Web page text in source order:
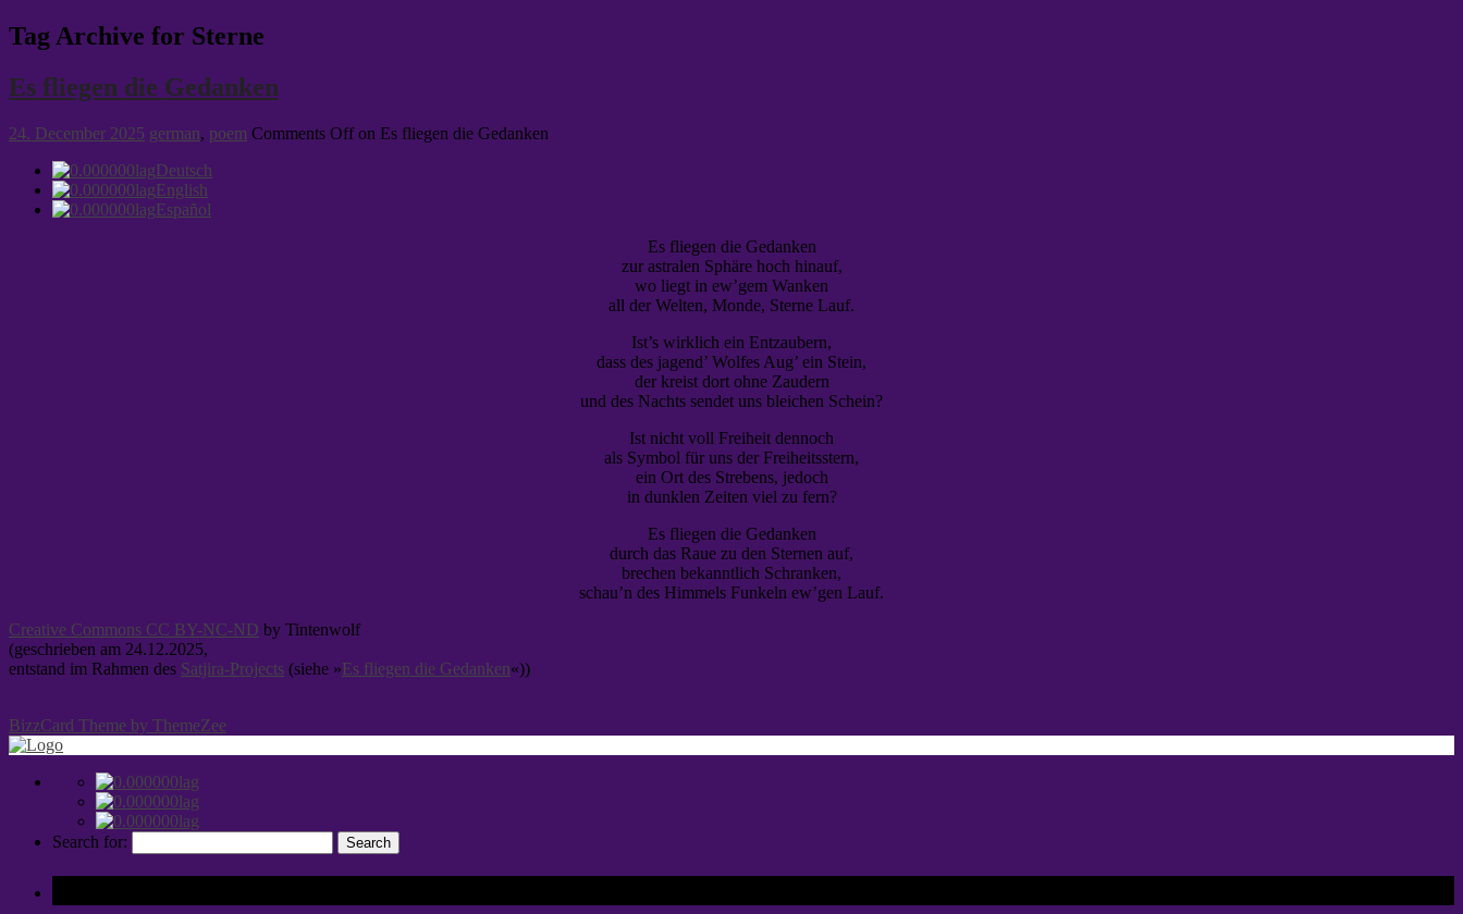
Tag Archive for Sterne
Es fliegen die Gedanken
24. December 2025 german, poem Comments Offon Es fliegen die Gedanken
Deutsch
English
Español
Es fliegen die Gedanken
zur astralen Sphäre hoch hinauf,
wo liegt in ew’gem Wanken
all der Welten, Monde, Sterne Lauf.
Ist’s wirklich ein Entzaubern,
dass des jagend’ Wolfes Aug’ ein Stein,
der kreist dort ohne Zaudern
und des Nachts sendet uns bleichen Schein?
Ist nicht voll Freiheit dennoch
als Symbol für uns der Freiheitsstern,
ein Ort des Strebens, jedoch
in dunklen Zeiten viel zu fern?
Es fliegen die Gedanken
durch das Raue zu den Sternen auf,
brechen bekanntlich Schranken,
schau’n des Himmels Funkeln ew’gen Lauf.
Creative Commons CC BY-NC-ND by Tintenwolf
(geschrieben am 24.12.2025,
entstand im Rahmen des Satjira-Projects (siehe »Es fliegen die Gedanken«))
BizzCard Theme by ThemeZee
Search for: